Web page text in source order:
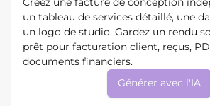
un tableau de services détaillé, une
un logo de studio. Gardez un rendu
prêt pour facturation client, reçus,
documents financiers.
Générer avec l'IA